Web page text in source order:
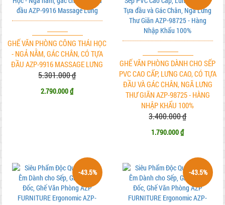
GHẾ VĂN PHÒNG CÔNG THÁI HỌC
- NGẢ NẰM, GÁC CHÂN, CÓ TỰA
ĐẦU AZP-9916 MASSAGE LƯNG
5.301.000 ₫
2.790.000 ₫
GHẾ VĂN PHÒNG DÀNH CHO SẾP
PVC CAO CẤP, LƯNG CAO, CÓ TỰA
ĐẦU VÀ GÁC CHÂN, NGÃ LƯNG
THƯ GIÃN AZP-98725 - HÀNG
NHẬP KHẨU 100%
3.400.000 ₫
1.790.000 ₫
-43.5% -43.5%